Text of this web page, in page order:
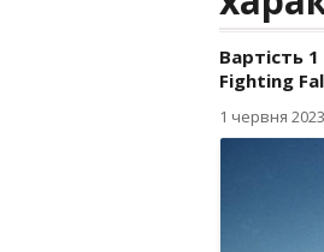
Вартість
Fighting
1 червня